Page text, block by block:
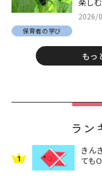
楽し
な自
30】
2026/
保育者の学び
もっ
ラン
1
きん
ても